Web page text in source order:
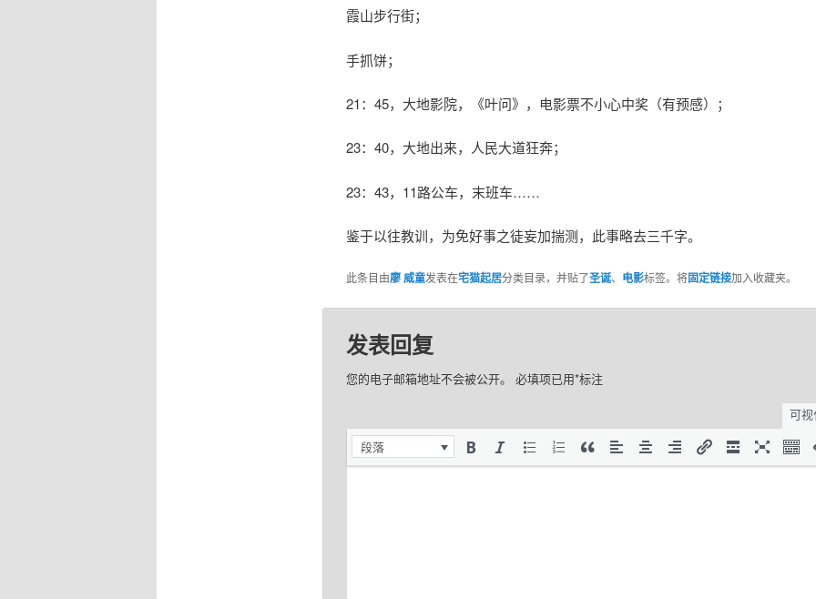
霞山步行街；
手抓饼；
21：45，大地影院，《叶问》，电影票不小心中奖（有预感）；
23：40，大地出来，人民大道狂奔；
23：43，11路公车，末班车……
鉴于以往教训，为免好事之徒妄加揣测，此事略去三千字。
此条目由廖 威童发表在宅猫起居分类目录，并贴了圣诞、 电影标签。将固定链接加入收藏夹。
发表回复
您的电子邮箱地址不会被公开。 必填项已用*标注
可视
段落